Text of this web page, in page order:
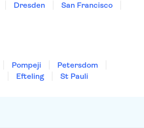
Dresden
San Francisco
Pompeji
Petersdom
Efteling
St Pauli